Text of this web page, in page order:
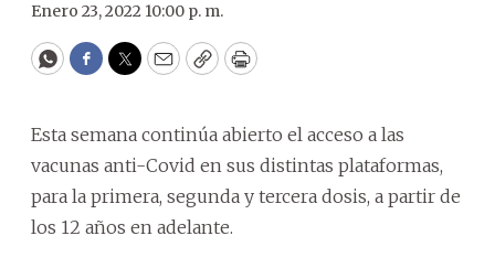
Enero 23, 2022 10:00 p. m.
WhatsApp
Facebook
Twitter
EmailCopyPrint
Esta semana continúa abierto el acceso a las
vacunas anti-Covid en sus distintas plataformas,
para la primera, segunda y tercera dosis, a partir de
los 12 años en adelante.